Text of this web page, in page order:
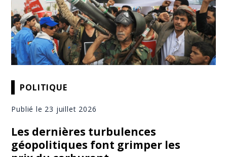
POLITIQUE
Publié le 23 juillet 2026
Les dernières turbulences
géopolitiques font grimper les